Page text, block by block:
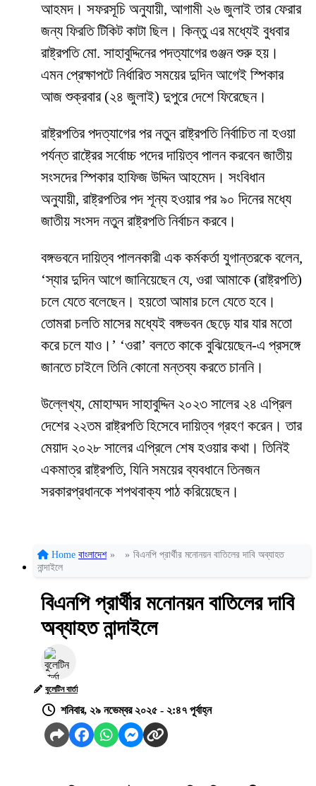
আহমদ। সফরসূচি অনুযায়ী, আগামী ২৬ জুলাই তার ফেরার
জন্য ফিরতি টিকিট কাটা ছিল। কিন্তু এর মধ্যেই বুধবার
রাষ্ট্রপতি মো. সাহাবুদ্দিনের পদত্যাগের গুঞ্জন শুরু হয়।
এমন প্রেক্ষাপটে নির্ধারিত সময়ের দুদিন আগেই স্পিকার
আজ শুক্রবার (২৪ জুলাই) দুপুরে দেশে ফিরেছেন।
রাষ্ট্রপতির পদত্যাগের পর নতুন রাষ্ট্রপতি নির্বাচিত না হওয়া
পর্যন্ত রাষ্ট্রের সর্বোচ্চ পদের দায়িত্ব পালন করবেন জাতীয়
সংসদের স্পিকার হাফিজ উদ্দিন আহমেদ। সংবিধান
অনুযায়ী, রাষ্ট্রপতির পদ শূন্য হওয়ার পর ৯০ দিনের মধ্যে
জাতীয় সংসদ নতুন রাষ্ট্রপতি নির্বাচন করবে।
বঙ্গভবনে দায়িত্ব পালনকারী এক কর্মকর্তা যুগান্তরকে বলেন,
‘স্যার দুদিন আগে জানিয়েছেন যে, ওরা আমাকে (রাষ্ট্রপতি)
চলে যেতে বলেছেন। হয়তো আমার চলে যেতে হবে।
তোমরা চলতি মাসের মধ্যেই বঙ্গভবন ছেড়ে যার যার মতো
করে চলে যাও।’ ‘ওরা’ বলতে কাকে বুঝিয়েছেন-এ প্রসঙ্গে
জানতে চাইলে তিনি কোনো মন্তব্য করতে চাননি।
উল্লেখ্য, মোহাম্মদ সাহাবুদ্দিন ২০২৩ সালের ২৪ এপ্রিল
দেশের ২২তম রাষ্ট্রপতি হিসেবে দায়িত্ব গ্রহণ করেন। তার
মেয়াদ ২০২৮ সালের এপ্রিলে শেষ হওয়ার কথা। তিনিই
একমাত্র রাষ্ট্রপতি, যিনি সময়ের ব্যবধানে তিনজন
সরকারপ্রধানকে শপথবাক্য পাঠ করিয়েছেন।
Home বাংলাদেশ » » বিএনপি প্রার্থীর মনোনয়ন বাতিলের দাবি অব্যাহত
নান্দাইলে
বিএনপি প্রার্থীর মনোনয়ন বাতিলের দাবি
অব্যাহত নান্দাইলে
বুলেটিন বার্তা
শনিবার, ২৯ নভেম্বর ২০২৫ - ২:৪৭ পূর্বাহ্ন